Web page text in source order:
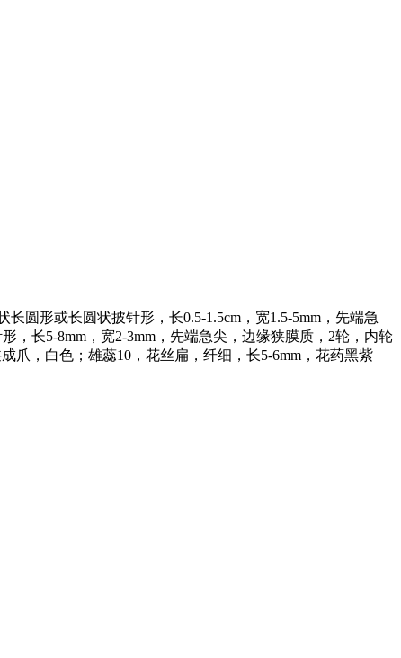
圆形或长圆状披针形，长0.5-1.5cm，宽1.5-5mm，先端急
，长5-8mm，宽2-3mm，先端急尖，边缘狭膜质，2轮，内轮
爪，白色；雄蕊10，花丝扁，纤细，长5-6mm，花药黑紫